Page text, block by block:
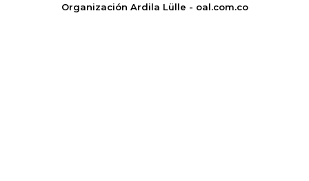
Organización Ardila Lülle - oal.com.co